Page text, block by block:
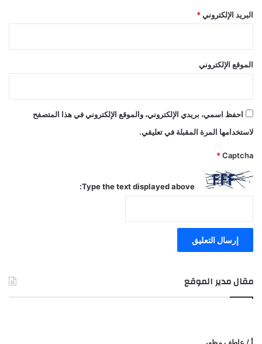
البريد الإلكتروني *
الموقع الإلكتروني
احفظ اسمي، بريدي الإلكتروني، والموقع الإلكتروني في هذا المتصفح
لاستخدامها المرة المقبلة في تعليقي.
Captcha
*
Type the text displayed above:
مقال مدير الموقع
أ / عاطف مظهر